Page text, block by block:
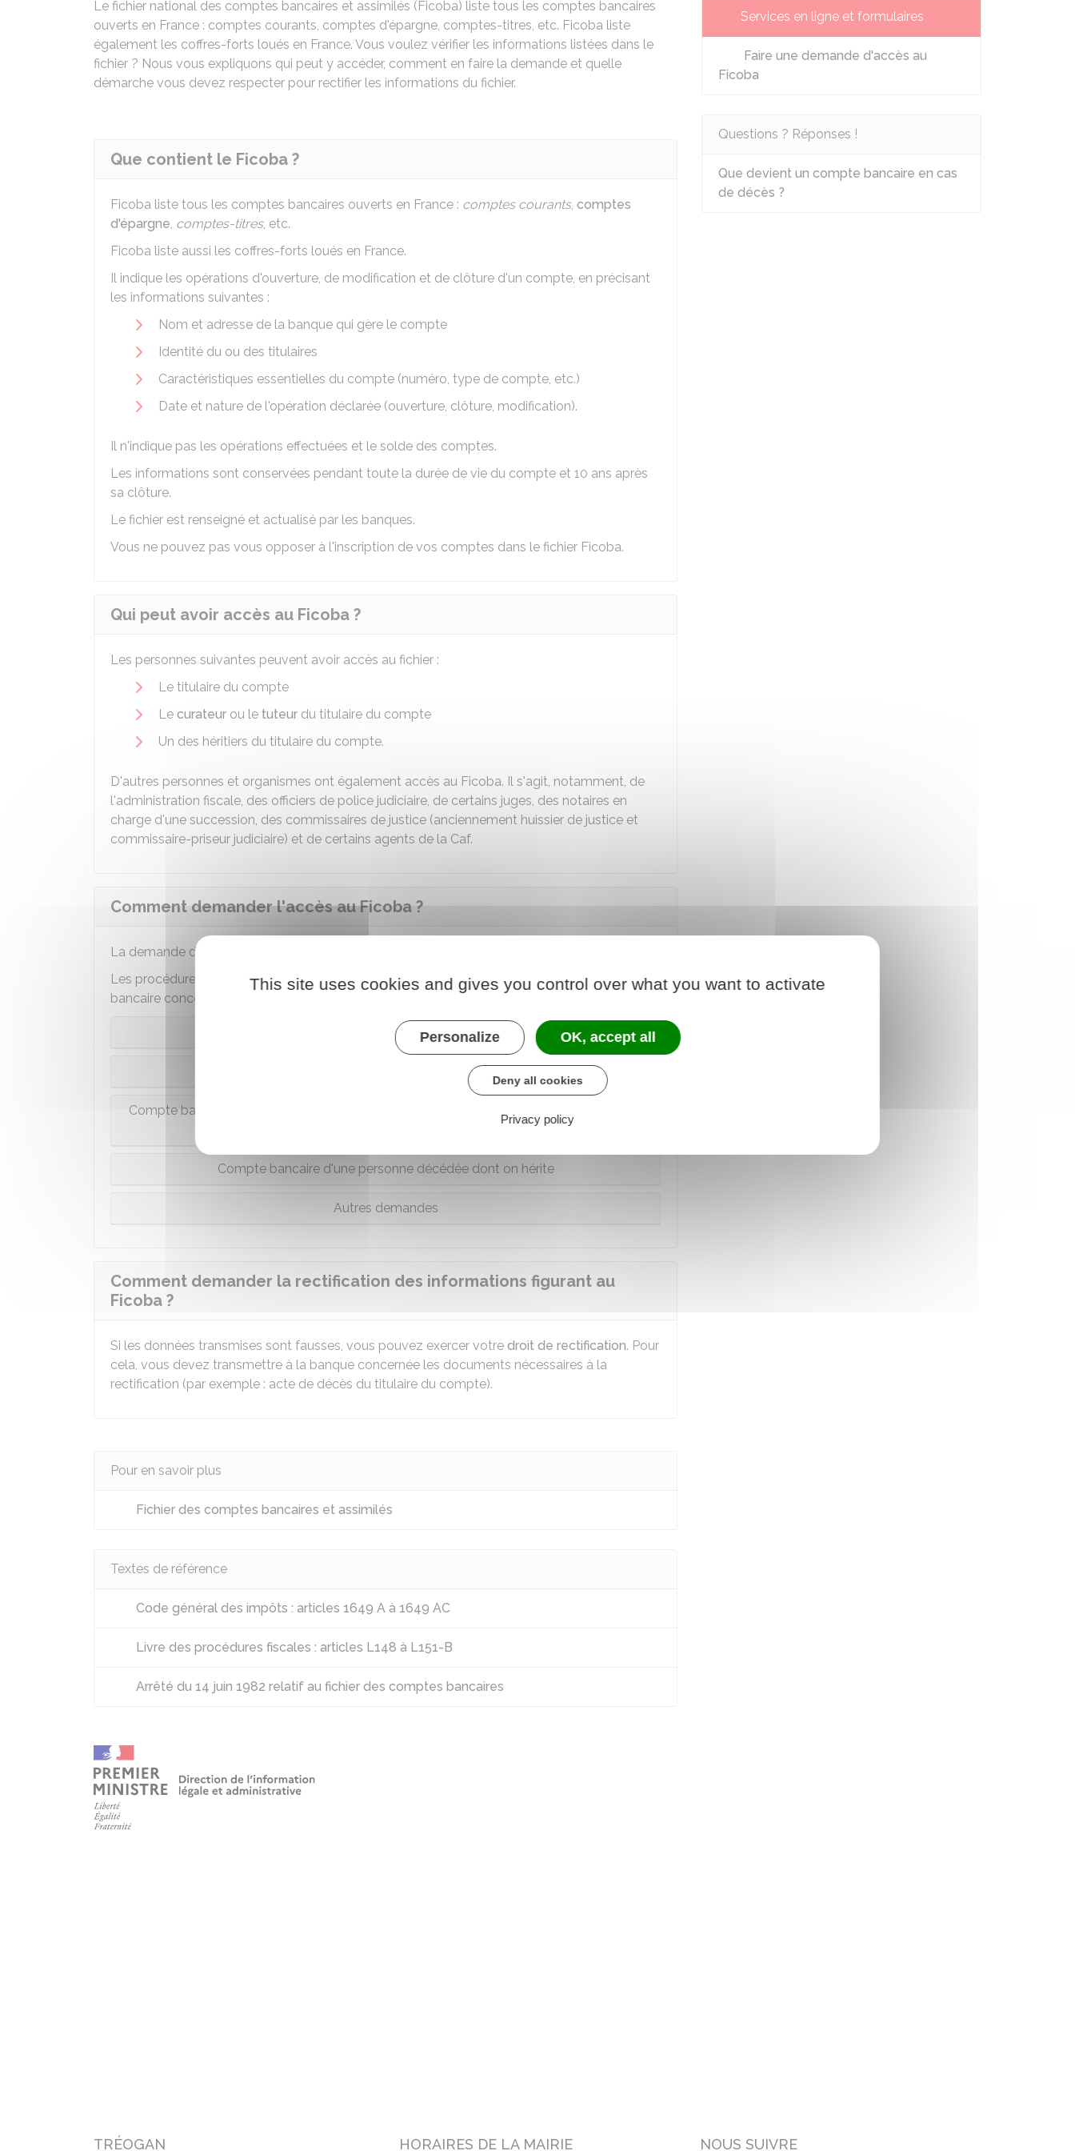
Le fichier national des comptes bancaires et assimilés (Ficoba) liste tous les comptes bancaires
ouverts en France : comptes courants, comptes d'épargne, comptes-titres, etc. Ficoba liste
également les coffres-forts loués en France. Vous voulez vérifier les informations listées dans le
fichier ? Nous vous expliquons qui peut y accéder, comment en faire la demande et quelle
démarche vous devez respecter pour rectifier les informations du fichier.
Que contient le Ficoba ?
Ficoba liste tous les comptes bancaires ouverts en France : comptes courants, comptes
d'épargne, comptes-titres, etc.
Ficoba liste aussi les coffres-forts loués en France.
Il indique les opérations d'ouverture, de modification et de clôture d'un compte, en précisant
les informations suivantes :
Nom et adresse de la banque qui gère le compte
Identité du ou des titulaires
Caractéristiques essentielles du compte (numéro, type de compte, etc.)
Date et nature de l'opération déclarée (ouverture, clôture, modification).
Il n'indique pas les opérations effectuées et le solde des comptes.
Les informations sont conservées pendant toute la durée de vie du compte et 10 ans après
sa clôture.
Le fichier est renseigné et actualisé par les banques.
Vous ne pouvez pas vous opposer à l'inscription de vos comptes dans le fichier Ficoba.
Qui peut avoir accès au Ficoba ?
Les personnes suivantes peuvent avoir accès au fichier :
Le titulaire du compte
Le curateur ou le tuteur du titulaire du compte
Un des héritiers du titulaire du compte.
D'autres personnes et organismes ont également accès au Ficoba. Il s'agit, notamment, de
l'administration fiscale, des officiers de police judiciaire, de certains juges, des notaires en
charge d'une succession, des commissaires de justice (anciennement huissier de justice et
commissaire-priseur judiciaire) et de certains agents de la Caf.
Comment demander l'accès au Ficoba ?
La demande d'accès est
Les procédures d'accès sont différentes selon la personne à qui appartient le compte
bancaire concerné par la demande.
Compte bancaire à son nom
Compte bancaire d'un enfant mineur
Compte bancaire d'une personne qui a mandaté spécialement une autre personne pour
Compte bancaire d'une personne décédée dont on hérite
Autres demandes
Comment demander la rectification des informations figurant au
Ficoba ?
Si les données transmises sont fausses, vous pouvez exercer votre droit de rectification. Pour
cela, vous devez transmettre à la banque concernée les documents nécessaires à la
rectification (par exemple : acte de décès du titulaire du compte).
Pour en savoir plus
Fichier des comptes bancaires et assimilés
Textes de référence
Code général des impôts : articles 1649 A à 1649 AC
Livre des procédures fiscales : articles L148 à L151-B
Arrêté du 14 juin 1982 relatif au fichier des comptes bancaires
Services en ligne et formulaires
Faire une demande d'accès au
Ficoba
Questions ? Réponses !
Que devient un compte bancaire en cas
de décès ?
TRÉOGAN HORAIRES DE LA MAIRIE NOUS SUIVRE
This site uses cookies and gives you control over what you want to activate
Personalize OK, accept all
Deny all cookies
Privacy policy